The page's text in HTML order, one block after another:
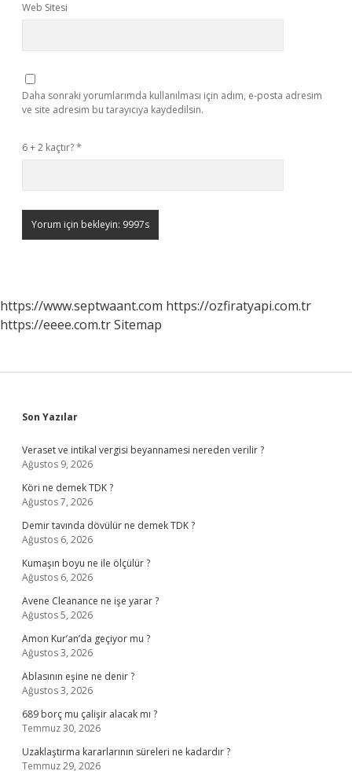
Web Sitesi
Daha sonraki yorumlarımda kullanılması için adım, e-posta adresim
ve site adresim bu tarayıcıya kaydedilsin.
6 + 2 kaçtır?*
https://www.septwaant.com https://ozfiratyapi.com.tr
https://eeee.com.trSitemap
Sidebar
Son Yazılar
Veraset ve intikal vergisi beyannamesi nereden verilir ?
Ağustos 9, 2026
Köri ne demek TDK ?
Ağustos 7, 2026
Demir tavında dövülür ne demek TDK ?
Ağustos 6, 2026
Kumaşın boyu ne ile ölçülür ?
Ağustos 6, 2026
Avene Cleanance ne işe yarar ?
Ağustos 5, 2026
Amon Kur’an’da geçiyor mu ?
Ağustos 3, 2026
Ablasının eşine ne denir ?
Ağustos 3, 2026
689 borç mu çalişir alacak mı ?
Temmuz 30, 2026
Uzaklaştırma kararlarının süreleri ne kadardır ?
Temmuz 29, 2026